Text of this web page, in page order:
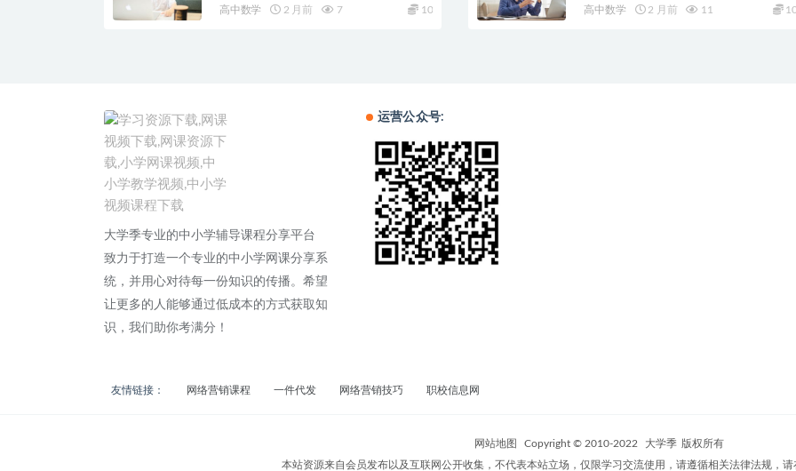
高中数学 2 月前 7 10 高中数学 2 月前 11
大学季专业的中小学辅导课程分享平台
致力于打造一个专业的中小学网课分享系
统，并用心对待每一份知识的传播。希望
让更多的人能够通过低成本的方式获取知
识，我们助你考满分！
运营公众号:
友情链接： 网络营销课程 一件代发 网络营销技巧 职校信息网
网站地图 Copyright © 2010-2022 大学季 版权所有
本站资源来自会员发布以及互联网公开收集，不代表本站立场，仅限学习交流使用，请遵循相关法律法规，